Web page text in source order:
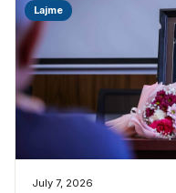
Lajme
July 7, 2026